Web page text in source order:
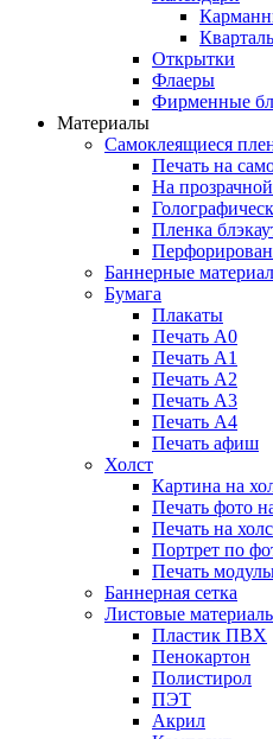
Открытки
Флаеры
Фирменные
Материалы
Самоклеящиеся
Печать на
На
Пленка
Баннерные
Бумага
Плакаты
Печать А0
Печать А1
Печать А2
Печать А3
Печать А4
Печать афиш
Холст
Картина на
Печать фото
Печать на
Портрет по
Печать
Баннерная сетка
Листовые
Пластик ПВХ
Пенокартон
Полистирол
ПЭТ
Акрил